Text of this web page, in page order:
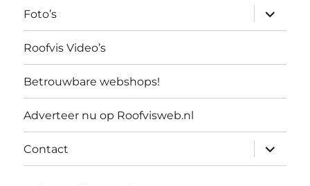
Foto’s
Roofvis Video’s
Betrouwbare webshops!
Adverteer nu op Roofvisweb.nl
Contact